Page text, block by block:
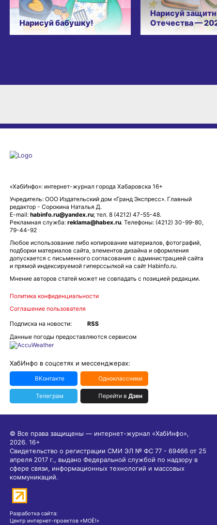
Нарисуй бабушку!
Нарисуй
Отечества —
«ХабИнфо»: интернет-журнал города Хабаровска 16+
Учредитель: ООО Издательский дом «Гранд Экспресс». Главный
редактор - Сорокина Наталья Д.
E-mail: habinfo.ru@yandex.ru; тел. 8 (4212) 47-55-48.
Рекламная служба: reklama@habex.ru. Телефоны: (4212) 30-99-80,
79-44-92
Любое использование либо копирование материалов, фотографий,
подборки материалов сайта, элементов дизайна и оформления
допускается с письменного согласования с администрацией сайта
и прямой индексируемой гиперссылкой на сайт Habinfo.ru.
Мнение авторов статей может не совпадать с позицией редакции.
Политика конфиденциальности
Соглашение пользователя
Подписка на новости:
RSS
Данные погоды предоставляются сервисом
ХабИнфо в соцсетях и мессенджерах:
ВКонтакте Одноклассники
Телеграм Перейти в Дзен
© Все права защищены — интернет-журнал «ХабИнфо»,
2026. 16+
Свидетельство о регистрации СМИ ЭЛ № ФС 77 - 69466 от 25
апреля 2017 г., выдано Федеральной службой по надзору в
сфере связи, информационных технологий и массовых
коммуникаций.
Разработка сайта:
Центр интернет-проектов «МОЁ!»